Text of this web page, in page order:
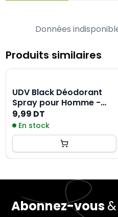
Données
Produits similaires
UDV Black Déodorant
Spray pour Homme -
200ML
9,99 DT
En stock
Abonnez-vous